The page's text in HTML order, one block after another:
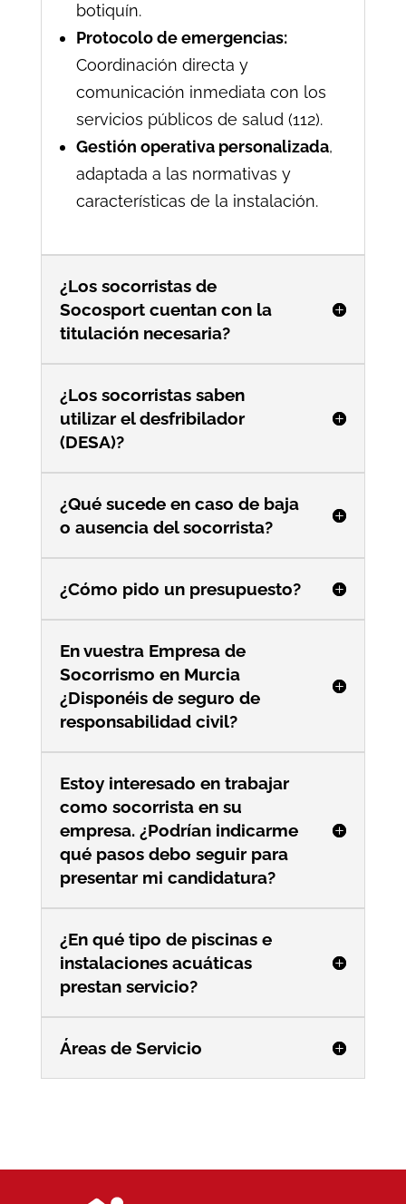
botiquín.
Protocolo de emergencias:
Coordinación directa y
comunicación inmediata con los
servicios públicos de salud (112).
Gestión operativa personalizada,
adaptada a las normativas y
características de la instalación.
¿Los socorristas de
Socosport cuentan con la
titulación necesaria?
¿Los socorristas saben
utilizar el desfribilador
(DESA)?
¿Qué sucede en caso de baja
o ausencia del socorrista?
¿Cómo pido un presupuesto?
En vuestra Empresa de
Socorrismo en Murcia
¿Disponéis de seguro de
responsabilidad civil?
Estoy interesado en trabajar
como socorrista en su
empresa. ¿Podrían indicarme
qué pasos debo seguir para
presentar mi candidatura?
¿En qué tipo de piscinas e
instalaciones acuáticas
prestan servicio?
Áreas de Servicio